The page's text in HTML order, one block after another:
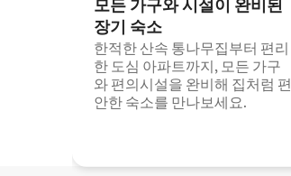
모든 가구와 시설이 완비된
장기 숙소
한적한 산속 통나무집부터 편리
한 도심 아파트까지, 모든 가구
와 편의시설을 완비해 집처럼 편
안한 숙소를 만나보세요.